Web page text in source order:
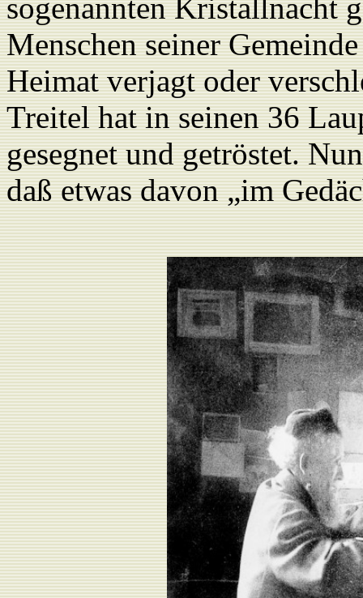
sogenannten Kristallnacht
Menschen seiner
Heimat verjagt oder
Treitel hat in seinen 36
gesegnet und getröstet.
daß etwas davon „im